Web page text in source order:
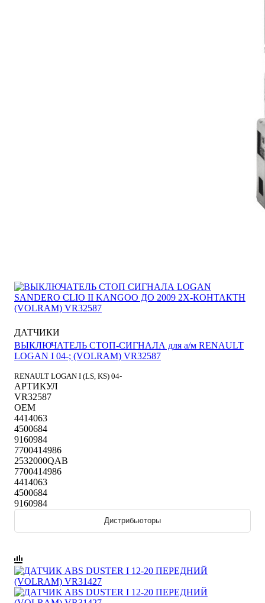
ДАТЧИКИ
ВЫКЛЮЧАТЕЛЬ СТОП-СИГНАЛА для а/м RENAULT
LOGAN I 04-; (VOLRAM) VR32587
RENAULT LOGAN I (LS, KS) 04-
АРТИКУЛ
VR32587
OEM
4414063
4500684
9160984
7700414986
2532000QAB
7700414986
4414063
4500684
9160984
Дистрибьюторы